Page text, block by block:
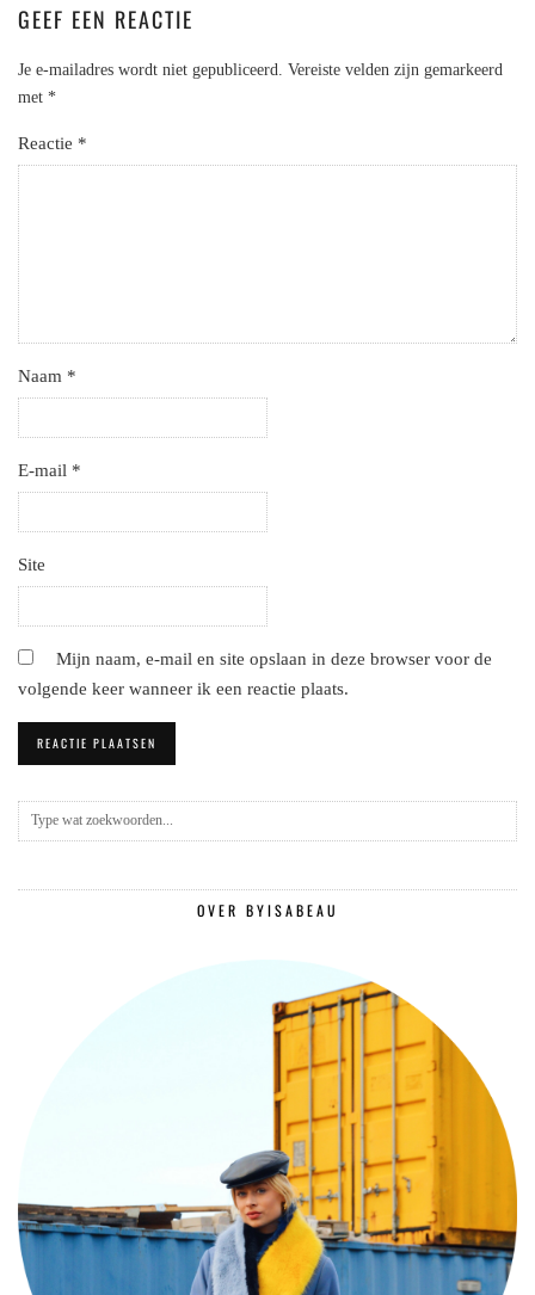
GEEF EEN REACTIE
Je e-mailadres wordt niet gepubliceerd. Vereiste velden zijn gemarkeerd
met *
Reactie *
Naam *
E-mail *
Site
Mijn naam, e-mail en site opslaan in deze browser voor de
volgende keer wanneer ik een reactie plaats.
OVER BYISABEAU